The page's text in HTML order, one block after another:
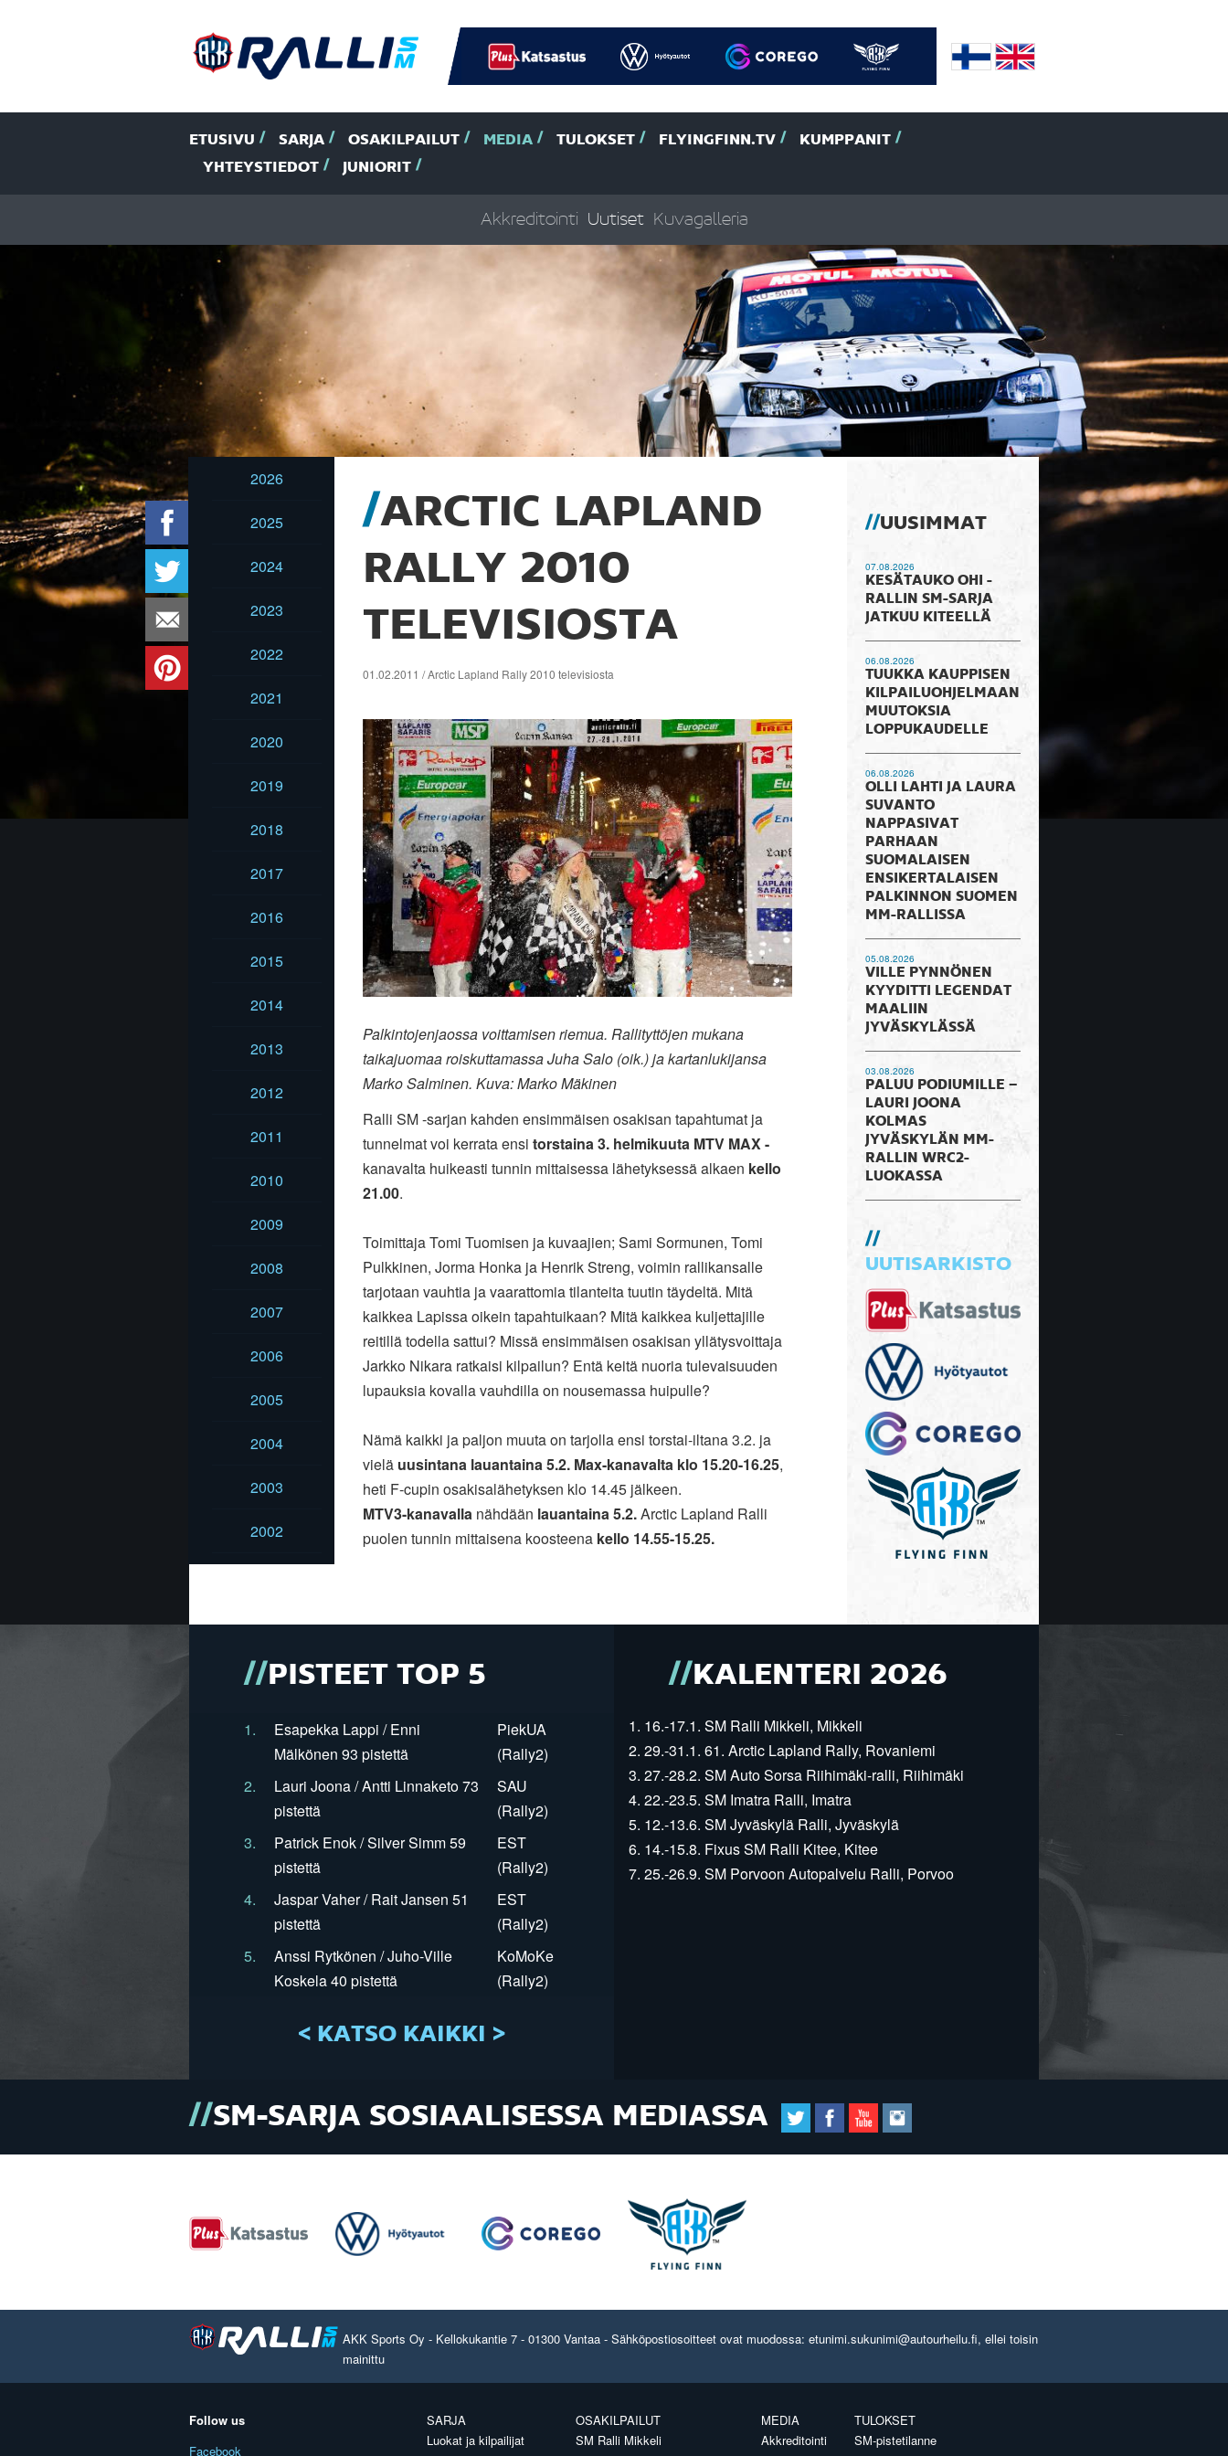
ETUSIVU SARJA OSAKILPAILUT MEDIA TULOKSET FLYINGFINN.TV
KUMPPANIT
YHTEYSTIEDOT
JUNIORIT
Akkreditointi Uutiset Kuvagalleria
2026
2025
2024
2023
2022
2021
2020
2019
2018
2017
2016
2015
2014
2013
2012
2011
2010
2009
2008
2007
2006
2005
2004
2003
2002
ARCTIC LAPLAND
RALLY 2010
TELEVISIOSTA
01.02.2011 / Arctic Lapland Rally 2010 televisiosta
Palkintojenjaossa voittamisen riemua. Rallityttöjen mukana
taikajuomaa roiskuttamassa Juha Salo (oik.) ja kartanlukijansa
Marko Salminen. Kuva: Marko Mäkinen
Ralli SM -sarjan kahden ensimmäisen osakisan tapahtumat ja
tunnelmat voi kerrata ensi torstaina 3. helmikuuta MTV MAX -
kanavalta huikeasti tunnin mittaisessa lähetyksessä alkaen kello
21.00.
Toimittaja Tomi Tuomisen ja kuvaajien; Sami Sormunen, Tomi
Pulkkinen, Jorma Honka ja Henrik Streng, voimin rallikansalle
tarjotaan vauhtia ja vaarattomia tilanteita tuutin täydeltä. Mitä
kaikkea Lapissa oikein tapahtuikaan? Mitä kaikkea kuljettajille
reitillä todella sattui? Missä ensimmäisen osakisan yllätysvoittaja
Jarkko Nikara ratkaisi kilpailun? Entä keitä nuoria tulevaisuuden
lupauksia kovalla vauhdilla on nousemassa huipulle?
Nämä kaikki ja paljon muuta on tarjolla ensi torstai-iltana 3.2. ja
vielä uusintana lauantaina 5.2. Max-kanavalta klo 15.20-16.25,
heti F-cupin osakisalähetyksen klo 14.45 jälkeen.
MTV3-kanavallanähdään lauantaina 5.2.Arctic Lapland Ralli
puolen tunnin mittaisena koosteena kello 14.55-15.25.
UUSIMMAT
07.08.2026
KESÄTAUKO OHI -
RALLIN SM-SARJA
JATKUU KITEELLÄ
06.08.2026
TUUKKA KAUPPISEN
KILPAILUOHJELMAAN
MUUTOKSIA
LOPPUKAUDELLE
06.08.2026
OLLI LAHTI JA LAURA
SUVANTO
NAPPASIVAT
PARHAAN
SUOMALAISEN
ENSIKERTALAISEN
PALKINNON SUOMEN
MM-RALLISSA
05.08.2026
VILLE PYNNÖNEN
KYYDITTI LEGENDAT
MAALIIN
JYVÄSKYLÄSSÄ
03.08.2026
PALUU PODIUMILLE –
LAURI JOONA
KOLMAS
JYVÄSKYLÄN MM-
RALLIN WRC2-
LUOKASSA
UUTISARKISTO
PISTEET TOP 5
1.
Esapekka Lappi / Enni
Mälkönen 93 pistettä
PiekUA
(Rally2)
2.
Lauri Joona / Antti Linnaketo 73
pistettä
SAU
(Rally2)
3.
Patrick Enok / Silver Simm 59
pistettä
EST
(Rally2)
4.
Jaspar Vaher / Rait Jansen 51
pistettä
EST
(Rally2)
5.
Anssi Rytkönen / Juho-Ville
Koskela 40 pistettä
KoMoKe
(Rally2)
< KATSO KAIKKI >
KALENTERI 2026
1. 16.-17.1. SM Ralli Mikkeli, Mikkeli
2. 29.-31.1. 61. Arctic Lapland Rally, Rovaniemi
3. 27.-28.2. SM Auto Sorsa Riihimäki-ralli, Riihimäki
4. 22.-23.5. SM Imatra Ralli, Imatra
5. 12.-13.6. SM Jyväskylä Ralli, Jyväskylä
6. 14.-15.8. Fixus SM Ralli Kitee, Kitee
7. 25.-26.9. SM Porvoon Autopalvelu Ralli, Porvoo
SM-SARJA SOSIAALISESSA MEDIASSA
AKK Sports Oy - Kellokukantie 7 - 01300 Vantaa - Sähköpostiosoitteet ovat muodossa: etunimi.sukunimi@autourheilu.fi, ellei toisin
mainittu
Follow us
Facebook
SARJA
Luokat ja kilpailijat
OSAKILPAILUT
SM Ralli Mikkeli
MEDIA
Akkreditointi
TULOKSET
SM-pistetilanne